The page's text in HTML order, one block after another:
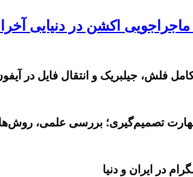
مهارت تصمیم‌گیری؛ بررسی علمی،
در ایران و دنیا